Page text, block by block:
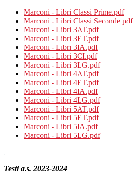
Marconi - Libri Classi Prime.pdf
Marconi - Libri Classi Seconde.pdf
Marconi - Libri 3AT.pdf
Marconi - Libri 3ET.pdf
Marconi - Libri 3IA.pdf
Marconi - Libri 3CI.pdf
Marconi - Libri 3LG.pdf
Marconi - Libri 4AT.pdf
Marconi - Libri 4ET.pdf
Marconi - Libri 4IA.pdf
Marconi - Libri 4LG.pdf
Marconi - Libri 5AT.pdf
Marconi - Libri 5ET.pdf
Marconi - Libri 5IA.pdf
Marconi - Libri 5LG.pdf
Testi a.s. 2023-2024